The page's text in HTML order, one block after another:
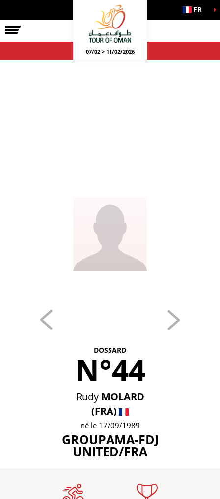
FR
07/02 > 11/02/2026
DOSSARD
N°44
Rudy MOLARD
(FRA)
né le 17/09/1989
GROUPAMA-FDJ
UNITED/FRA